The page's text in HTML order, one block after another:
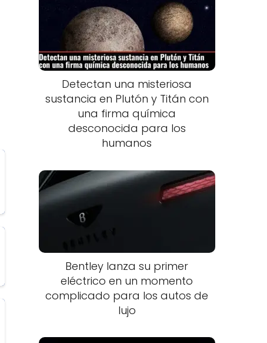
Detectan una misteriosa
sustancia en Plutón y Titán con
una firma química
desconocida para los
humanos
Bentley lanza su primer
eléctrico en un momento
complicado para los autos de
lujo